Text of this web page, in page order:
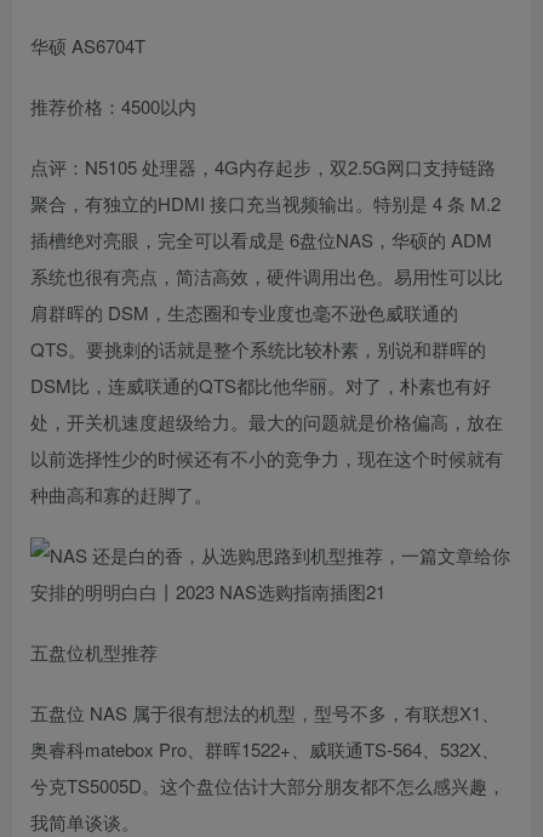
华硕 AS6704T
推荐价格：4500以内
点评：N5105 处理器，4G内存起步，双2.5G网口支持链路
聚合，有独立的HDMI 接口充当视频输出。特别是 4 条 M.2
插槽绝对亮眼，完全可以看成是 6盘位NAS，华硕的 ADM
系统也很有亮点，简洁高效，硬件调用出色。易用性可以比
肩群晖的 DSM，生态圈和专业度也毫不逊色威联通的
QTS。要挑刺的话就是整个系统比较朴素，别说和群晖的
DSM比，连威联通的QTS都比他华丽。对了，朴素也有好
处，开关机速度超级给力。最大的问题就是价格偏高，放在
以前选择性少的时候还有不小的竞争力，现在这个时候就有
种曲高和寡的赶脚了。
五盘位机型推荐
五盘位 NAS 属于很有想法的机型，型号不多，有联想X1、
奥睿科matebox Pro、群晖1522+、威联通TS-564、532X、
兮克TS5005D。这个盘位估计大部分朋友都不怎么感兴趣，
我简单谈谈。